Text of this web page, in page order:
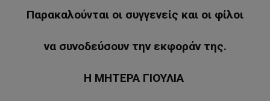
Παρακαλούνται οι συγγενείς και οι φίλοι
να συνοδεύσουν την εκφοράν της.
Η ΜΗΤΕΡΑ ΓΙΟΥΛΙΑ